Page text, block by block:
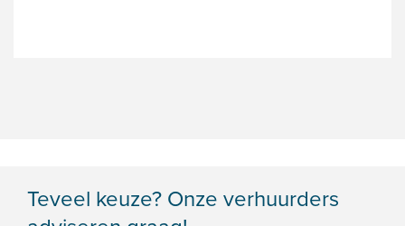
Teveel keuze? Onze verhuurders